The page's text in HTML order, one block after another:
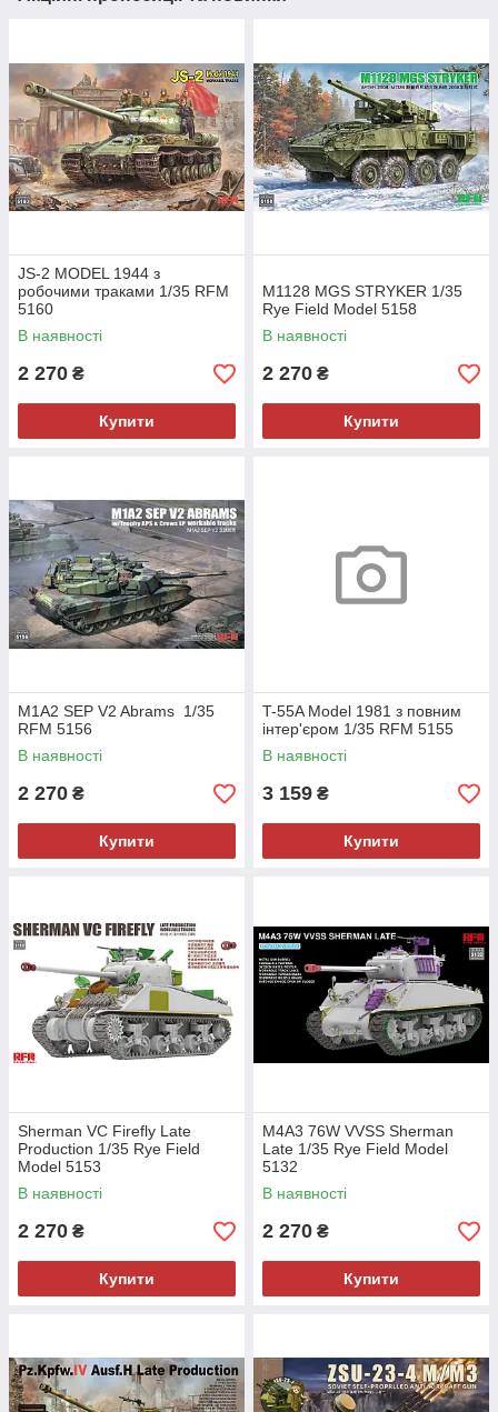
JS-2 MODEL 1944 з
робочими траками 1/35 RFM
5160
В наявності
2 270 ₴
Купити
M1128 MGS STRYKER 1/35
Rye Field Model 5158
В наявності
2 270 ₴
Купити
M1A2 SEP V2 Abrams 1/35
RFM 5156
В наявності
2 270 ₴
Купити
T-55A Model 1981 з повним
інтер'єром 1/35 RFM 5155
В наявності
3 159 ₴
Купити
Sherman VC Firefly Late
Production 1/35 Rye Field
Model 5153
В наявності
2 270 ₴
Купити
M4A3 76W VVSS Sherman
Late 1/35 Rye Field Model
5132
В наявності
2 270 ₴
Купити